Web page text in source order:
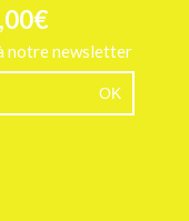
notre newsletter